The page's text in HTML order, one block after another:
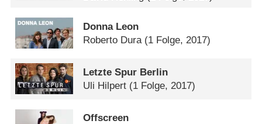
Donna Leon
Roberto Dura (1 Folge, 2017)
Letzte Spur Berlin
Uli Hilpert (1 Folge, 2017)
Offscreen